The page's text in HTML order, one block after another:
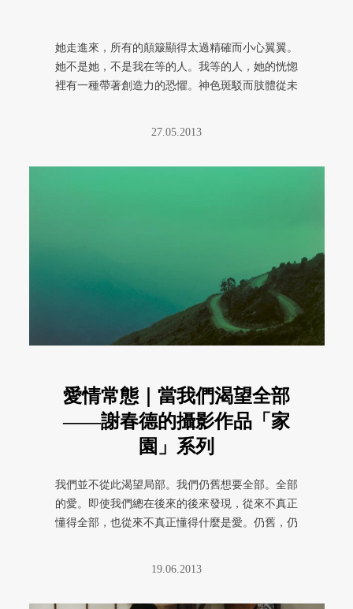
她走進來，所有的顛簸顯得太過精確而小心翼翼。
她不是她，不是我在等的人。我等的人，她的恍惚
裡有一種帶著創造力的恐懼。神色斑駁而肢體從未
27.05.2013
愛情常態｜當我們渴望全部
——謝春德的攝影作品「家
園」系列
我們並不從此渴望局部。我們仍舊想要全部。全部
的愛。即使我們總在後來的後來發現，從來不真正
懂得全部，也從來不真正懂得什麼是愛。仍舊，仍
19.06.2013